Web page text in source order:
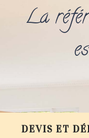
La
DEVIS ET